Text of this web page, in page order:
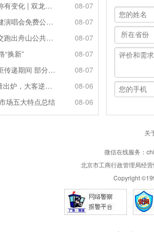
贵阳这一公交站点名称有变化 | 双龙优化调整公交线路
08-07
山西太原｜开通周华健演唱会免费公交接驳专线
08-07
浙江舟山｜让网约公交跑出舟山公共服务的“金名片”
08-07
“换新”
08-07
吉林辽源｜省运会火炬传递期间 部分公交线路临时调整
08-07
2925辆！宇通7月销量出炉，大客逆势走强筑牢基本盘
08-06
场五大特点总结
08-06
关
微信在线服务：
北京市工商行政管理局经
Copyright